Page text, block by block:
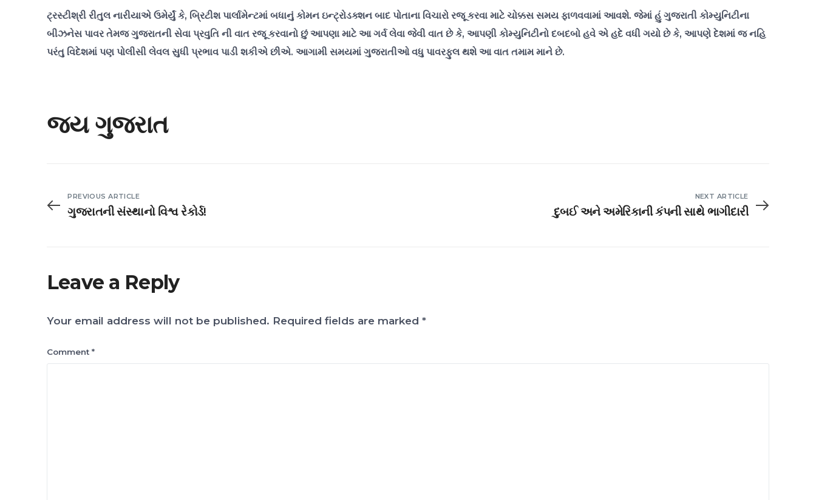
ટ્રસ્ટીશ્રી રીતુલ નારીયાએ ઉમેર્યું કે, બ્રિટીશ પાર્લામેન્ટમાં બધાનું કોમન ઇન્ટ્રોડક્શન બાદ પોતાના વિચારો રજૂ કરવા માટે ચોક્કસ સમય ફાળવવામાં આવશે. જેમાં હું ગુજરાતી કોમ્યુનિટીના
બીઝનેસ પાવર તેમજ ગુજરાતની સેવા પ્રવુતિ ની વાત રજૂ કરવાનો છું આપણા માટે આ ગર્વ લેવા જેવી વાત છે કે, આપણી કોમ્યુનિટીનો દબદબો હવે એ હદે વધી ગયો છે કે, આપણે દેશમાં જ નહિ
પરંતુ વિદેશમાં પણ પોલીસી લેવલ સુધી પ્રભાવ પાડી શકીએ છીએ. આગામી સમયમાં ગુજરાતીઓ વધુ પાવરફુલ થશે આ વાત તમામ માને છે.
જય ગુજરાત
PREVIOUS ARTICLE
ગુજરાતની સંસ્થાનો વિશ્વ રેકોર્ડ!
NEXT ARTICLE
દુબઈ અને અમેરિકાની કંપની સાથે ભાગીદારી
Leave a Reply
Your email address will not be published. Required fields are marked*
Comment*